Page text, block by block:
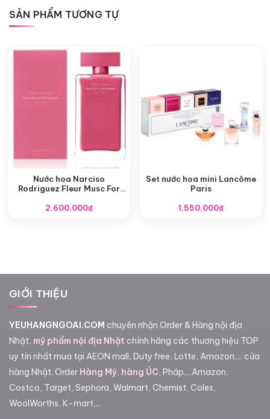
SẢN PHẨM TƯƠNG TỰ
Nước hoa Narciso
Rodriguez Fleur Musc For
2,600,000₫
Set nước hoa mini Lancôme
Paris
1,550,000₫
GIỚI THIỆU
YEUHANGNGOAI.COM chuyên nhận Order & Hàng nội địa
Nhật, mỹ phẩm nội địa Nhật chính hãng các thương hiệu TOP
uy tín nhất mua tại AEON mall, Duty free, Lotte, Amazon,... cửa
hàng Nhật. Order Hàng Mỹ, hàng ÚC, Pháp,...Amazon,
Costco, Target, Sephora, Walmart, Chemist, Coles,
WoolWorths, K-mart,...